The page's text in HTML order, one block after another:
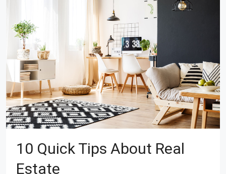
10 Quick Tips About Real
Estate